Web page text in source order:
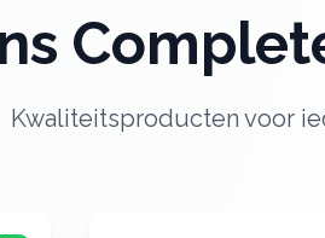
Kwaliteitsproducten voor